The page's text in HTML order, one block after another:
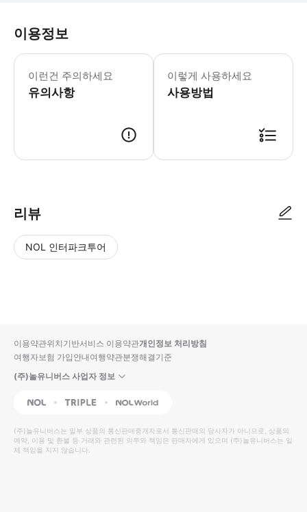
이용정보
이런건 주의하세요
유의사항
* 픽업 서비스 범위: 리장(丽江) 시내
이렇게 사용하세요
사용방법
리뷰
NOL 인터파크투어
입니
다.
높
은
순
사
동
영
상
순
상
이용약관위치기반서비스 이용약관개인정보 처리방침
여행자보험 가입안내여행약관분쟁해결기준
(주)놀유니버스 사업자 정보
NOL Triple Interpark Global
(주)놀유니버스는 일부 상품의 통신판매중개자로서 통신판매의 당사자가 아니므로, 상품의
예약, 이용 및 환불 등 거래와 관련된 의무와 책임은 판매자에게 있으며 (주)놀유니버스는 일
체 책임을 지지 않습니다.